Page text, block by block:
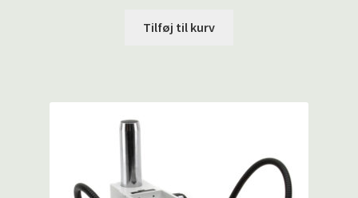
Tilføj til kurv